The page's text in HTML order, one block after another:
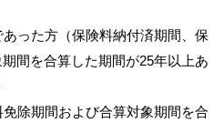
った方（保険料納付済期間、保
間を合算した期間が25年以上あ
除期間および合算対象期間を合